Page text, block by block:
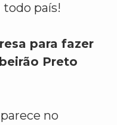
país!
para fazer
Preto
no